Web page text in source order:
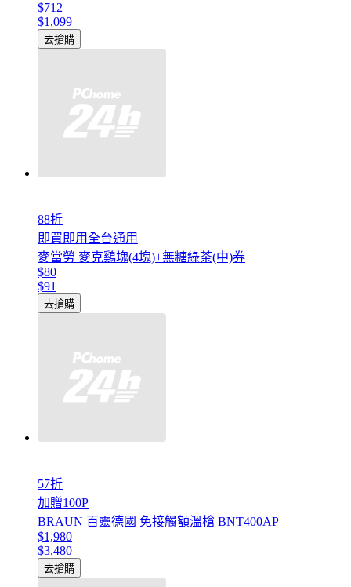
$712
$1,099
去搶購
88折
即買即用全台通用
麥當勞 麥克鷄塊(4塊)+無糖綠茶(中)券
$80
$91
去搶購
57折
加贈100P
BRAUN 百靈德國 免接觸額溫槍 BNT400AP
$1,980
$3,480
去搶購